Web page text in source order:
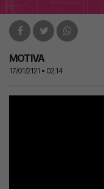
MOTIVA
17/01/2121 • 02:14